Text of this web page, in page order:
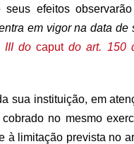
efeitos
em vigor na data de
III docaputdo art. 150
sua instituição, em
no mesmo
limitação prevista no